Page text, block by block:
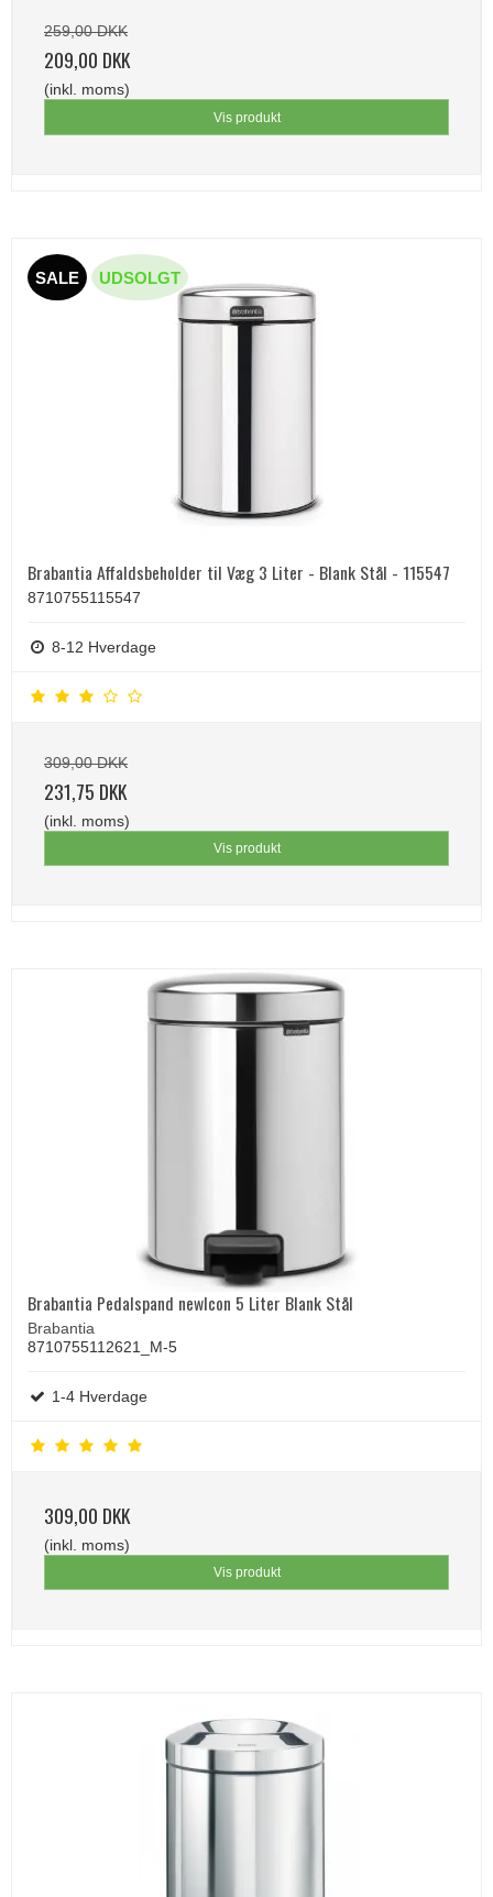
259,00 DKK
209,00 DKK
(inkl. moms)
Vis produkt
SALE UDSOLGT
Brabantia Affaldsbeholder til Væg 3 Liter - Blank Stål - 115547
8710755115547
8-12 Hverdage
309,00 DKK
231,75 DKK
(inkl. moms)
Vis produkt
Brabantia Pedalspand newIcon 5 Liter Blank Stål
Brabantia
8710755112621_M-5
1-4 Hverdage
309,00 DKK
(inkl. moms)
Vis produkt